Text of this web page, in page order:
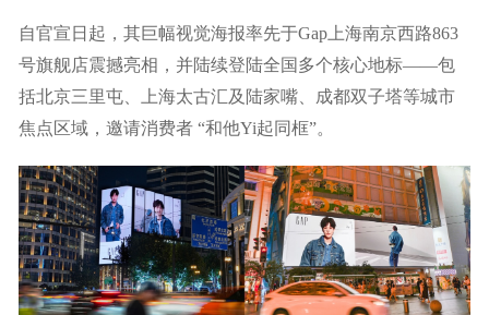
自官宣日起，其巨幅视觉海报率先于Gap上海南京西路863
号旗舰店震撼亮相，并陆续登陆全国多个核心地标——包
括北京三里屯、上海太古汇及陆家嘴、成都双子塔等城市
焦点区域，邀请消费者 “和他Yi起同框”。